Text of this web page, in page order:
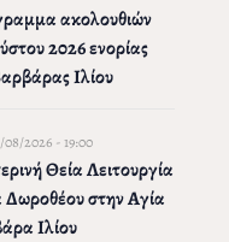
ακολουθιών
2026 ενορίας
Ιλίου
08/2026 - 19:00
Θεία Λειτουργία
στην Αγία
Ιλίου